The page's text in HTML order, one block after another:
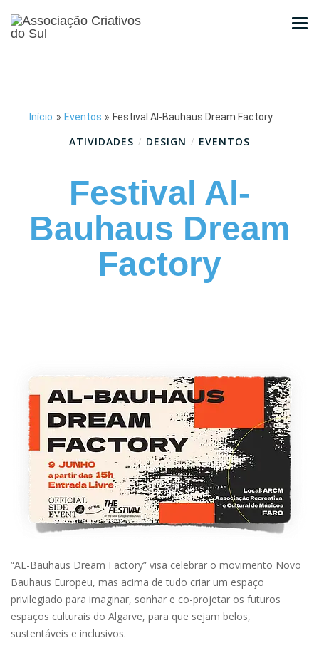
Início » Eventos » Festival Al-Bauhaus Dream Factory
ATIVIDADES / DESIGN / EVENTOS
Festival Al-
Bauhaus Dream
Factory
“AL-Bauhaus Dream Factory” visa celebrar o movimento Novo
Bauhaus Europeu, mas acima de tudo criar um espaço
privilegiado para imaginar, sonhar e co-projetar os futuros
espaços culturais do Algarve, para que sejam belos,
sustentáveis ​​e inclusivos.